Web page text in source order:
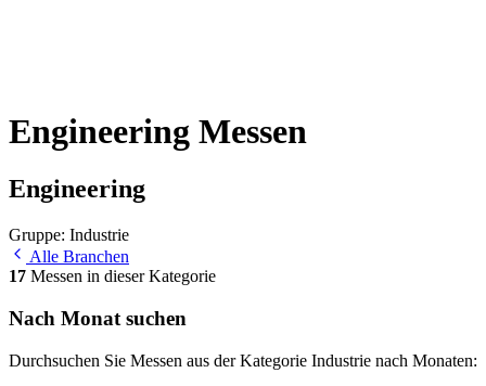
Engineering Messen
Engineering
Gruppe: Industrie
Alle Branchen
17 Messen in dieser Kategorie
Nach Monat suchen
Durchsuchen Sie Messen aus der Kategorie Industrie nach Monaten: